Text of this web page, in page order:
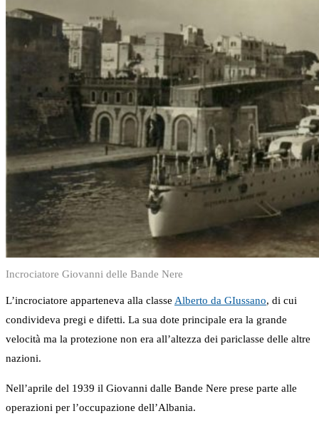
Incrociatore Giovanni delle Bande Nere
L’incrociatore apparteneva alla classe Alberto da GIussano, di cui
condivideva pregi e difetti. La sua dote principale era la grande
velocità ma la protezione non era all’altezza dei pariclasse delle altre
nazioni.
Nell’aprile del 1939 il Giovanni dalle Bande Nere prese parte alle
operazioni per l’occupazione dell’Albania.